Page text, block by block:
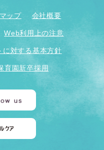
ップ 会社概要
Web利用上の注意
に対する基本方針
育園新卒採用